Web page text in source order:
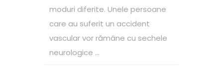
moduri diferite. Unele persoane
care au suferit un accident
vascular vor rămâne cu sechele
neurologice ...